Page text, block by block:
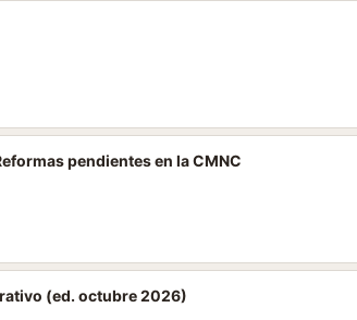
pendientes en la CMNC
(ed. octubre 2026)